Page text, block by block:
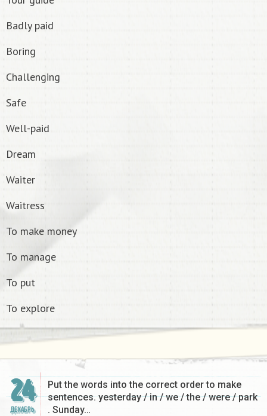
Badly paid
Boring
Challenging
Safe
Well-paid
Dream
Waiter
Waitress
To make money
To manage
To put
To explore
24
ДЕКАБРЬ
Put the words into the correct order to make
sentences. yesterday / in / we / the / were / park
. Sunday…